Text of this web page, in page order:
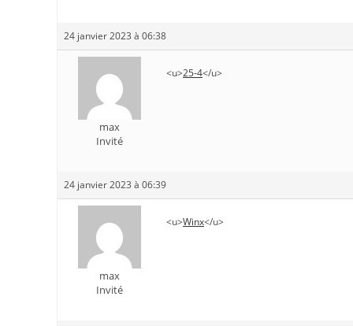
24 janvier 2023 à 06:38
max
Invité
<u>25-4</u>
24 janvier 2023 à 06:39
max
Invité
<u>Winx</u>